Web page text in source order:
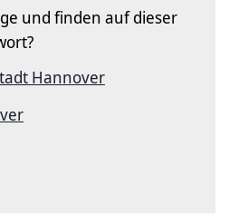
und finden auf dieser
Hannover